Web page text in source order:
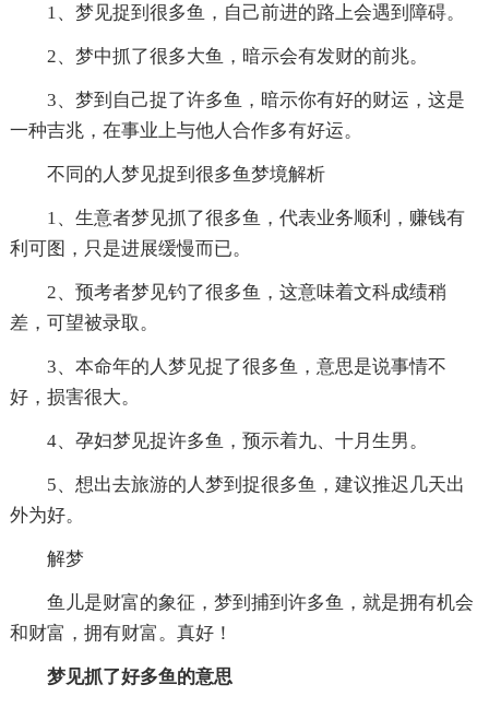
1、梦见捉到很多鱼，自己前进的路上会遇到障碍。
2、梦中抓了很多大鱼，暗示会有发财的前兆。
3、梦到自己捉了许多鱼，暗示你有好的财运，这是
一种吉兆，在事业上与他人合作多有好运。
不同的人梦见捉到很多鱼梦境解析
1、生意者梦见抓了很多鱼，代表业务顺利，赚钱有
利可图，只是进展缓慢而已。
2、预考者梦见钓了很多鱼，这意味着文科成绩稍
差，可望被录取。
3、本命年的人梦见捉了很多鱼，意思是说事情不
好，损害很大。
4、孕妇梦见捉许多鱼，预示着九、十月生男。
5、想出去旅游的人梦到捉很多鱼，建议推迟几天出
外为好。
解梦
鱼儿是财富的象征，梦到捕到许多鱼，就是拥有机会
和财富，拥有财富。真好！
梦见抓了好多鱼的意思